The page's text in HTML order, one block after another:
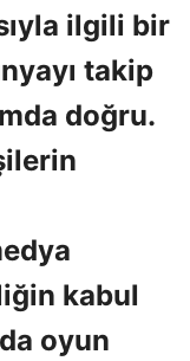
ilgili bir
takip
doğru.
kabul
oyun